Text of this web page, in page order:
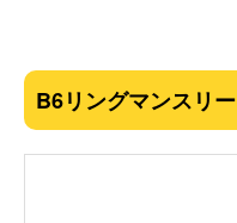
B6リングマンスリー